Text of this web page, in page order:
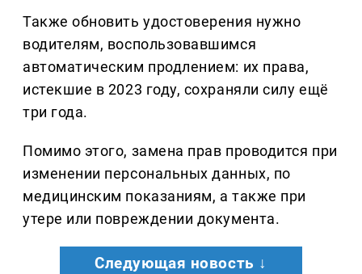
Также обновить удостоверения нужно
водителям, воспользовавшимся
автоматическим продлением: их права,
истекшие в 2023 году, сохраняли силу ещё
три года.
Помимо этого, замена прав проводится при
изменении персональных данных, по
медицинским показаниям, а также при
утере или повреждении документа.
Следующая новость ↓